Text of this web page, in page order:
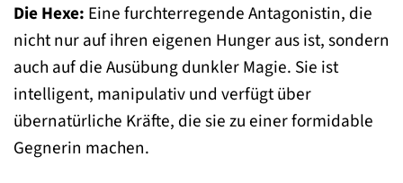
Die Hexe: Eine furchterregende Antagonistin, die
nicht nur auf ihren eigenen Hunger aus ist, sondern
auch auf die Ausübung dunkler Magie. Sie ist
intelligent, manipulativ und verfügt über
übernatürliche Kräfte, die sie zu einer formidable
Gegnerin machen.